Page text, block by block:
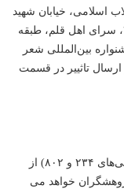
اسلامی، خیابان شهید
برادران مظفر جنوبی، کوچه خواجه‌نصیر، پلاک ۲، سرای اهل قلم، طبقه
بیستمین جشنواره بین‌المللی شعر
تاثییر در قسمت
گفتنی است شماره تلفن ۹۱۰۰۶۳۶۳ -۰۲۱ (داخلی‌های ۲۳۴ و ۸۰۲) از
و پژوهشگران خواهد می